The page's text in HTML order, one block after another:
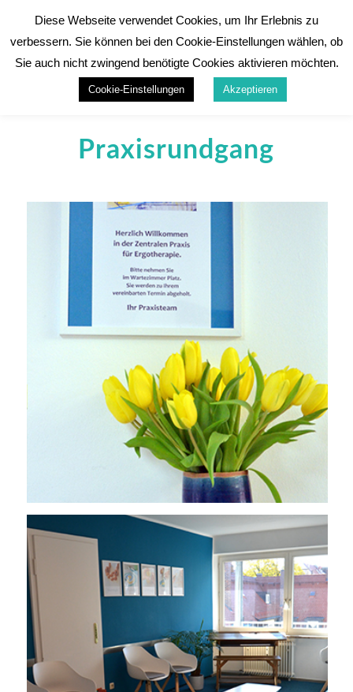
Praxisrundgang
Diese Webseite verwendet Cookies, um Ihr Erlebnis zu
verbessern. Sie können bei den Cookie-Einstellungen wählen, ob
Sie auch nicht zwingend benötigte Cookies aktivieren möchten.
Cookie-Einstellungen Akzeptieren